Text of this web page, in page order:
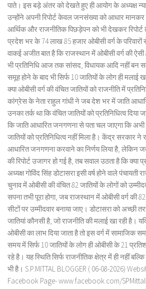
पाते। इस बड़े अंतर को देखते हुए ही आयोग के अध्यक्ष
उन्होंने अपनी रिपोर्ट केवल जनसंख्या को आधार मानकर
आर्थिक और राजनीतिक पिछड़ेपन को भी देखकर
प्रदेश भर के 74 लाख 85 हजार ओबीसी वर्ग के परिवारों
वाकई अजीत बात है कि राजस्थान में ओबीसी वर्ग की
भी प्रतिनिधि आज तक सांसद, विधायक आदि नहीं बन
समूह होने के बाद भी सिर्फ 10 जातियों के लोग ही मलाई
क्या ओबीसी वर्ग की वंचित जातियों को राजनीति में
कांग्रेस के नेता राहुल गांधी ने जब देश भर में जाति
उनका तर्क था कि वंचित जातियों को प्रतिनिधित्व दिया
कि जाति आधारित जनगणना से पता चल जाएगा कि
जातियों को प्रतिनिधित्व नहीं मिला है। केंद्र सरकार ने
आधारित जनगणना करवाने का निर्णय लिया है, लेकिन
की रिपोर्ट उजागर हो गई है, तब सवाल उठता है कि
अध्यक्ष गोविंद सिंह डोटासरा इसी वर्ष होने वाले
चुनाव में ओबीसी की वंचित 82 जातियों के लोगों को
सपना तभी पूरा होगा, जब राजस्थान में ओबीसी वर्ग की
सीटों पर उम्मीदवार बनाया जाए। डोटासरा को अच्छी
जातियां कौनसी है, जो राजनीति की मलाई खा रही है।
ओबीसी का लाभ दिया जाता है तो इस वर्ग में सामाजिक
समय में सिर्फ 10 जातियों के लोग ही ओबीसी के 21
रहे है। यह स्थिति सिर्फ राजनीतिक क्षेत्र में ही नहीं बल्कि
भी है। S.P.MITTAL BLOGGER ( 06-08-2026)
Facebook Page- www.facebook.com/